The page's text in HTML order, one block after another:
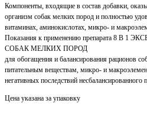
Компоненты, входящие в состав добавки,
организм собак мелких пород и полностью
витаминах, аминокислотах, микро- и
Показания к применению препарата 8 В
СОБАК МЕЛКИХ ПОРОД
для обогащения и балансирования рационов
питательным веществам, микро- и
негативных последствий несбалансированного
Цена указана за упаковку